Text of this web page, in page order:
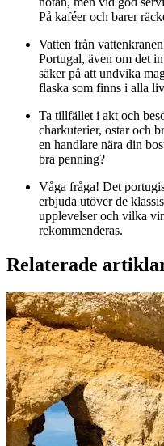
På kaféer och barer
Vatten från
Portugal, även om det
säker på att undvika
flaska som finns i alla
Ta tillfället i akt och
charkuterier, ostar och
en handlare nära din
bra penning?
Våga fråga! Det
erbjuda utöver de
upplevelser och vilka
rekommenderas.
Relaterade